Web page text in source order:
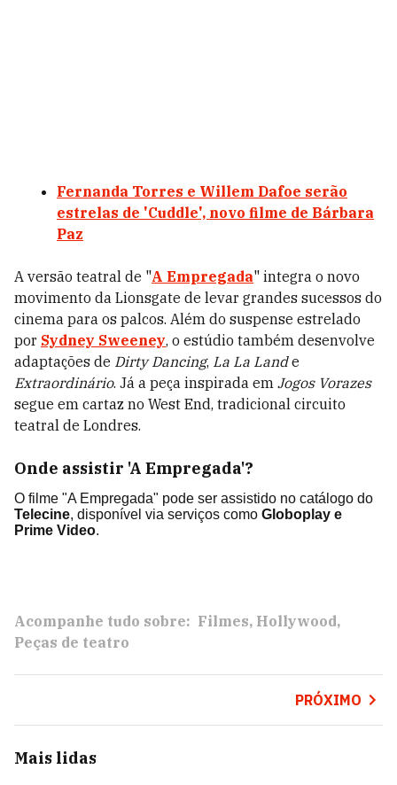
Fernanda Torres e Willem Dafoe serão
estrelas de 'Cuddle', novo filme de Bárbara
Paz
A versão teatral de "A Empregada" integra o novo
movimento da Lionsgate de levar grandes sucessos do
cinema para os palcos. Além do suspense estrelado
por Sydney Sweeney, o estúdio também desenvolve
adaptações de Dirty Dancing, La La Lande
Extraordinário. Já a peça inspirada em Jogos Vorazes
segue em cartaz no West End, tradicional circuito
teatral de Londres.
Onde assistir 'A Empregada'?
O filme "A Empregada" pode ser assistido no catálogo do
Telecine, disponível via serviços como Globoplay e
Prime Video.
Acompanhe tudo sobre: Filmes Hollywood
Peças de teatro
PRÓXIMO
Mais lidas